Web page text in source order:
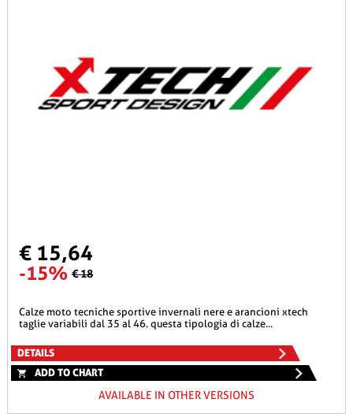
€ 15,64
-15% € 18
calze moto tecniche sportive invernali nere e arancioni xtech
taglie variabili dal 35 al 46. questa tipologia di calze...
DETAILS
ADD TO CHART
AVAILABLE IN OTHER VERSIONS